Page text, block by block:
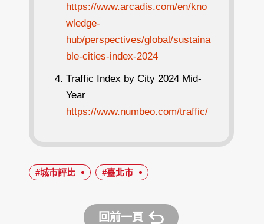
https://www.arcadis.com/en/kno
wledge-
hub/perspectives/global/sustaina
ble-cities-index-2024
Traffic Index by City 2024 Mid-
Year
https://www.numbeo.com/traffic/
#城市評比 #臺北市
回前一頁